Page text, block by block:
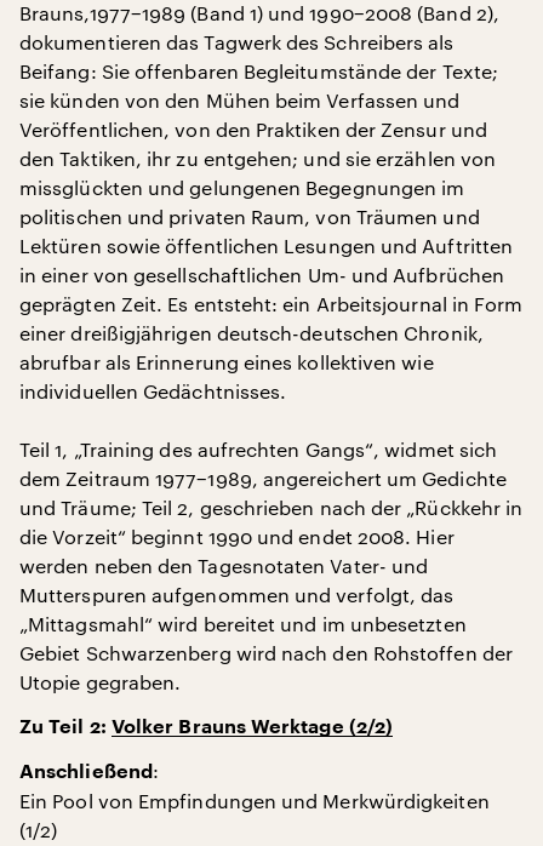
Brauns,1977−1989 (Band 1) und 1990−2008 (Band 2),
dokumentieren das Tagwerk des Schreibers als
Beifang: Sie offenbaren Begleitumstände der Texte;
sie künden von den Mühen beim Verfassen und
Veröffentlichen, von den Praktiken der Zensur und
den Taktiken, ihr zu entgehen; und sie erzählen von
missglückten und gelungenen Begegnungen im
politischen und privaten Raum, von Träumen und
Lektüren sowie öffentlichen Lesungen und Auftritten
in einer von gesellschaftlichen Um- und Aufbrüchen
geprägten Zeit. Es entsteht: ein Arbeitsjournal in Form
einer dreißigjährigen deutsch-deutschen Chronik,
abrufbar als Erinnerung eines kollektiven wie
individuellen Gedächtnisses.
Teil 1, „Training des aufrechten Gangs“, widmet sich
dem Zeitraum 1977−1989, angereichert um Gedichte
und Träume; Teil 2, geschrieben nach der „Rückkehr in
die Vorzeit“ beginnt 1990 und endet 2008. Hier
werden neben den Tagesnotaten Vater- und
Mutterspuren aufgenommen und verfolgt, das
„Mittagsmahl“ wird bereitet und im unbesetzten
Gebiet Schwarzenberg wird nach den Rohstoffen der
Utopie gegraben.
Zu Teil 2: Volker Brauns Werktage (2/2)
Anschließend:
Ein Pool von Empfindungen und Merkwürdigkeiten
(1/2)